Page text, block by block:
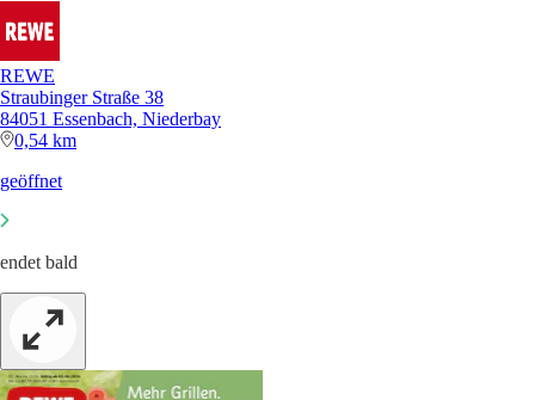
REWE
Straubinger Straße 38
84051 Essenbach, Niederbay
0,54 km
geöffnet
endet bald